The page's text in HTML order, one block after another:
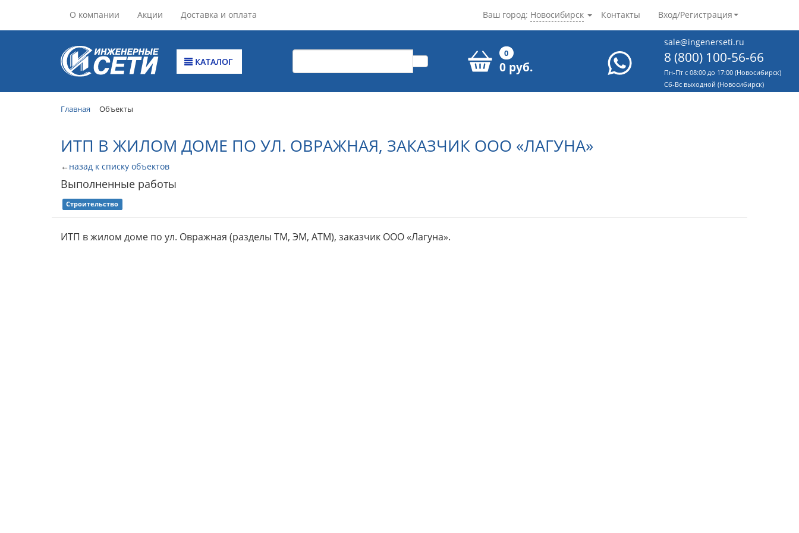
О компании Акции Доставка и оплата Контакты Вход/Регистрация
Ваш город: Новосибирск
КАТАЛОГ
0
0 руб.
sale@ingenerseti.ru
8 (800) 100-56-66
Пн-Пт с 08:00 до 17:00 (Новосибирск)
Cб-Вс выходной (Новосибирск)
Главная Объекты
ИТП В ЖИЛОМ ДОМЕ ПО УЛ. ОВРАЖНАЯ, ЗАКАЗЧИК ООО «ЛАГУНА»
←назад к списку объектов
Выполненные работы
Строительство
ИТП в жилом доме по ул. Овражная (разделы ТМ, ЭМ, АТМ), заказчик ООО «Лагуна».